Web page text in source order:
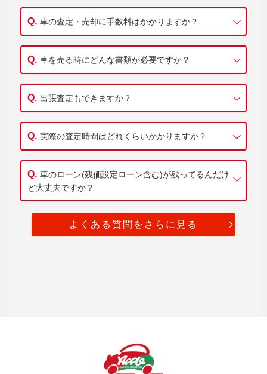
車の査定・売却に手数料はかかりますか？
車を売る時にどんな書類が必要ですか？
出張査定もできますか？
実際の査定時間はどれくらいかかりますか？
車のローン(残価設定ローン含む)が残ってるんだけ
ど大丈夫ですか？
よくある質問をさらに見る